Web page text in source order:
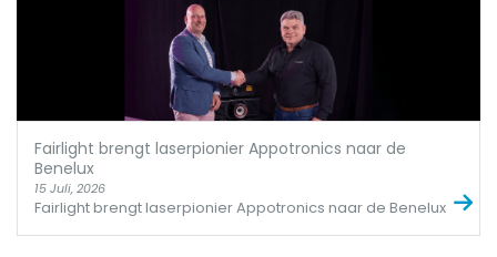
Fairlight brengt laserpionier Appotronics naar de
Benelux
15 Juli, 2026
Fairlight brengt laserpionier Appotronics naar de Benelux